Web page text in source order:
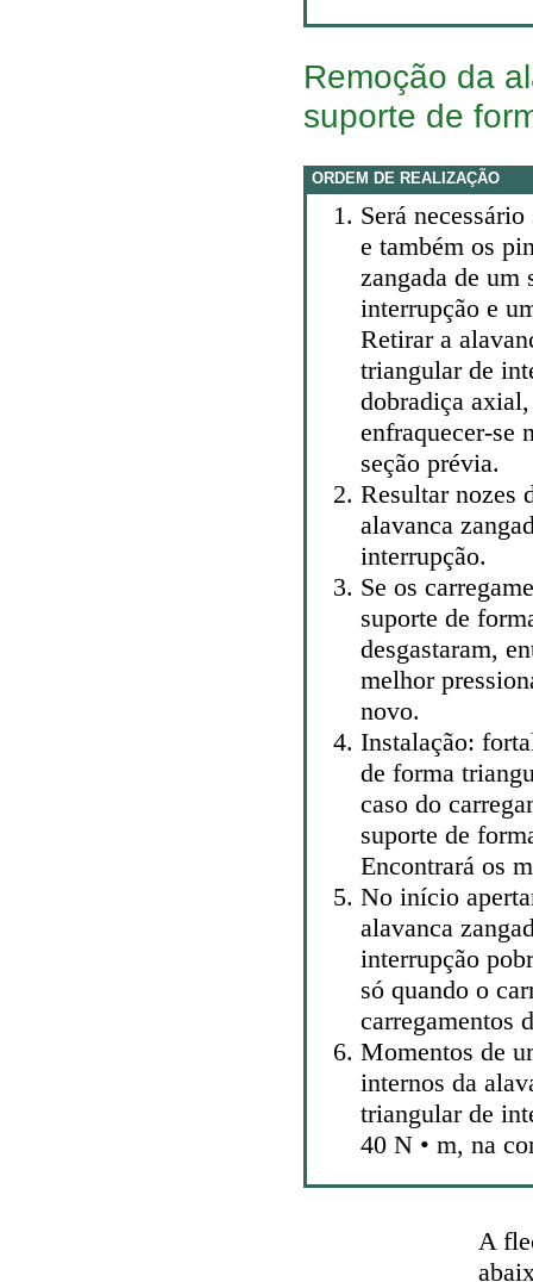
Remoção da
suporte de
ORDEM DE REALIZAÇÃO
Será
e também os
zangada de um
interrupção e
Retirar a
triangular de
dobradiça
enfraquecer-se
seção prévia.
Resultar nozes
alavanca
interrupção.
Se os
suporte de
desgastaram,
melhor
novo.
Instalação:
de forma
caso do
suporte de
Encontrará os
No início
alavanca
interrupção
só quando o
carregamentos
Momentos de
internos da
triangular de
40 N • m, na
A